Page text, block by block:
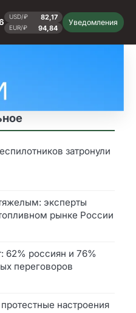
USD/₽ 82,17
EUR/₽ 94,84
Уведомления
затронули
эксперты
рынке России
62% россиян и 76%
переговоров
настроения